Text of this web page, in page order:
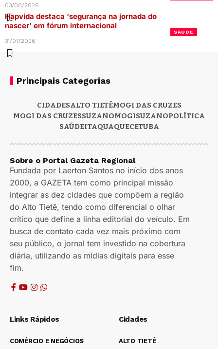
03/08/2026
SAÚDE
Hapvida destaca ‘segurança na jornada do
nascer’ em fórum internacional
31/07/2026
Principais Categorias
CIDADESALTO TIETÊMOGI DAS CRUZES
MOGI DAS CRUZESSUZANOMOGISUZANOPOLÍTICA
SAÚDEITAQUAQUECETUBA
Sobre o Portal Gazeta Regional
Fundada por Laerton Santos no início dos anos
2000, a GAZETA tem como principal missão
integrar as dez cidades que compõem a região
do Alto Tietê, tendo como diferencial o olhar
crítico que define a linha editorial do veículo. Em
busca de contato cada vez mais próximo com
seu público, o jornal tem investido na cobertura
diária, utilizando as mídias digitais para esse
fim.
Links Rápidos
COMÉRCIO E NEGÓCIOS
Cidades
ALTO TIETÊ